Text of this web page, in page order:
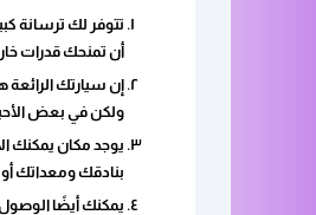
تتوفر لك ترسانة
أن تمنحك قدرات
إن سيارتك
ولكن في بعض
بنادقك ومعداتك
يمكنك أيضًا